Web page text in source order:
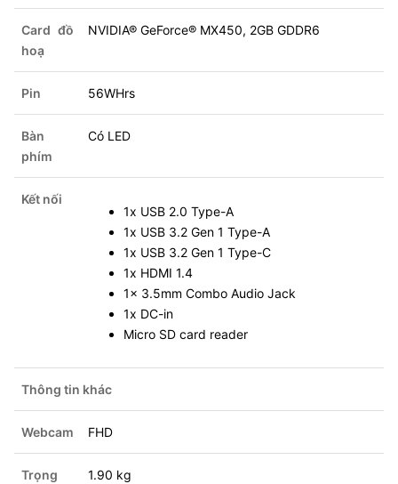
Card đồ
hoạ
NVIDIA® GeForce® MX450, 2GB GDDR6
Pin 56WHrs
Bàn
phím
Có LED
Kết nối
1x USB 2.0 Type-A
1x USB 3.2 Gen 1 Type-A
1x USB 3.2 Gen 1 Type-C
1x HDMI 1.4
1x 3.5mm Combo Audio Jack
1x DC-in
Micro SD card reader
Thông tin khác
Webcam FHD
Trọng
1.90 kg